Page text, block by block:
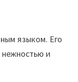
языком. Его
нежностью и